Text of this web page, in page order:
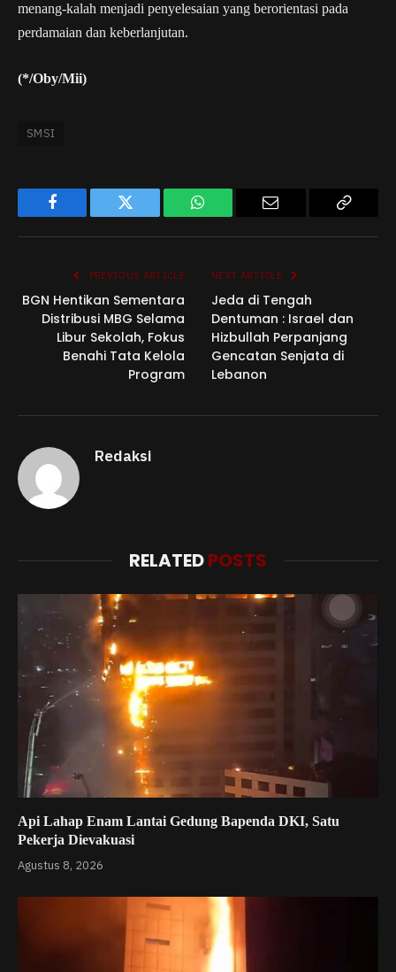
menang-kalah menjadi penyelesaian yang berorientasi pada
perdamaian dan keberlanjutan.
(*/Oby/Mii)
SMSI
Facebook Twitter WhatsApp
PREVIOUS ARTICLE
BGN Hentikan Sementara
Distribusi MBG Selama
Libur Sekolah, Fokus
Benahi Tata Kelola
Program
NEXT ARTICLE
Jeda di Tengah
Dentuman : Israel dan
Hizbullah Perpanjang
Gencatan Senjata di
Lebanon
Redaksi
RELATEDPOSTS
Api Lahap Enam Lantai Gedung Bapenda DKI, Satu
Pekerja Dievakuasi
Agustus 8, 2026